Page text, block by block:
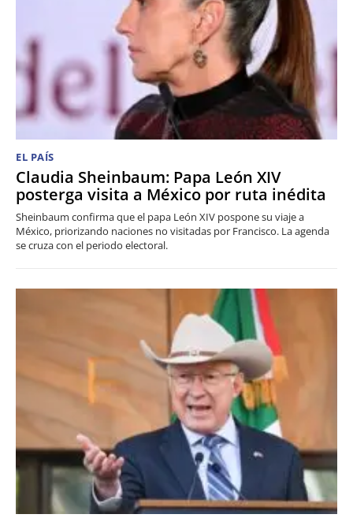
EL PAÍS
Claudia Sheinbaum: Papa León XIV
posterga visita a México por ruta inédita
Sheinbaum confirma que el papa León XIV pospone su viaje a
México, priorizando naciones no visitadas por Francisco. La agenda
se cruza con el periodo electoral.